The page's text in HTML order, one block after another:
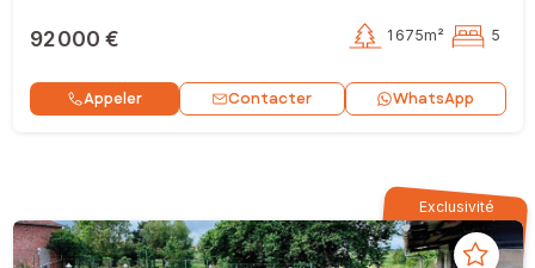
92 000 € 1 675m² 5
Appeler Contacter WhatsApp
Exclusivité